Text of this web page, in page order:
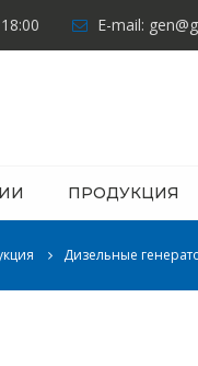
E-mail:
ПРОДУКЦИЯ
Дизельные